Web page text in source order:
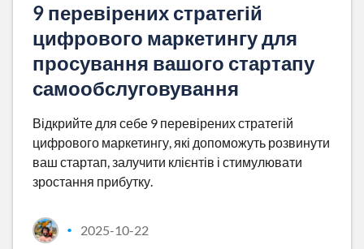
9 перевірених стратегій
цифрового маркетингу для
просування вашого стартапу
самообслуговування
Відкрийте для себе 9 перевірених стратегій
цифрового маркетингу, які допоможуть розвинути
ваш стартап, залучити клієнтів і стимулювати
зростання прибутку.
• 2025-10-22